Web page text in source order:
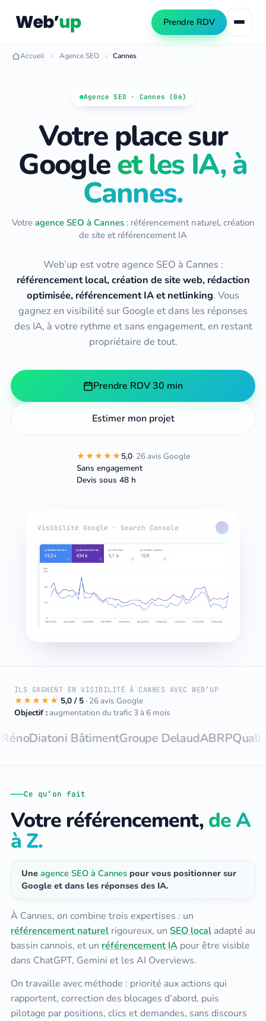
Prendre RDV
Référencement naturel
Netlinking SEO
Consultant SEO
Audit SEO
Formation SEO
Création de site web
Création WordPress
Refonte de site
Publicité Google Ads
Référencement IA (GEO)
Automatiser les tâches PME
Automatiser le contenu SEO
Accueil Agence SEO Cannes
Agence SEO · Cannes (06)
Votre place sur
Googleet les IA, à
Cannes.
Votre agence SEO à Cannes: référencement naturel, création
de site et référencement IA
Web’up est votre agence SEO à Cannes :
référencement local, création de site web, rédaction
optimisée, référencement IA et netlinking. Vous
gagnez en visibilité sur Google et dans les réponses
des IA, à votre rythme et sans engagement, en restant
propriétaire de tout.
Prendre RDV 30 min
Estimer mon projet
★★★★★5,0· 26 avis Google
Sans engagement
Devis sous 48 h
Visibilité Google · Search Console
ILS GAGNENT EN VISIBILITÉ À CANNES AVEC WEB’UP
★★★★★ 5,0 / 5 · 26 avis Google
Objectif :augmentation du trafic 3 à 6 mois
BâtimentGroupe DelaudABRPQuali Toiture
Ce qu’on fait
Votre référencement,de A
à Z.
Une agence SEO à Cannes pour vous positionner sur
Google et dans les réponses des IA.
À Cannes, on combine trois expertises : un
référencement naturel rigoureux, un SEO local adapté au
bassin cannois, et un référencement IA pour être visible
dans ChatGPT, Gemini et les AI Overviews.
On travaille avec méthode : priorité aux actions qui
rapportent, correction des blocages d’abord, puis
pilotage par positions, clics et demandes, sans discours